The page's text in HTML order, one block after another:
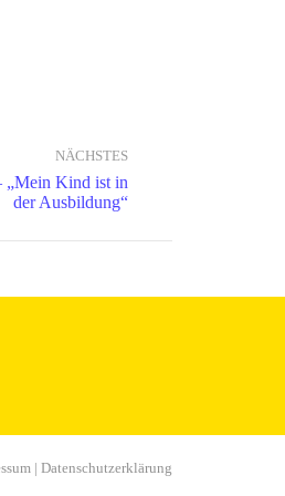
NÄCHSTES
„Mein Kind ist in
der Ausbildung“
| Datenschutzerklärung